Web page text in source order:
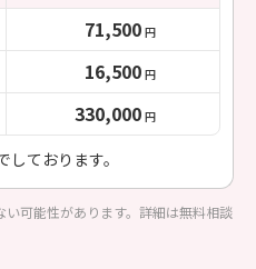
71,500 円
16,500 円
330,000 円
ております。
可能性があります。詳細は無料相談